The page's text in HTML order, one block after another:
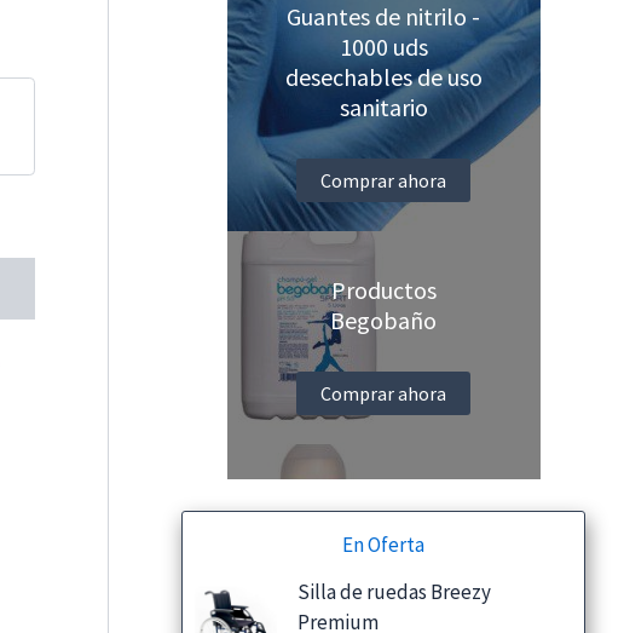
Guantes de nitrilo -
1000 uds
desechables de uso
sanitario
Comprar ahora
Productos
Begobaño
Comprar ahora
En Oferta
Silla de ruedas Breezy
Premium